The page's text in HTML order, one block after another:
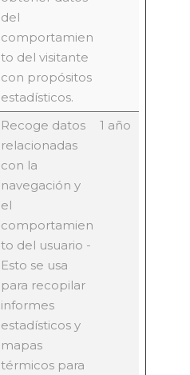
del
comportamien
to del visitante
con propósitos
estadísticos.
Recoge datos
relacionadas
con la
navegación y
el
comportamien
to del usuario -
Esto se usa
para recopilar
informes
estadísticos y
mapas
térmicos para
1 año